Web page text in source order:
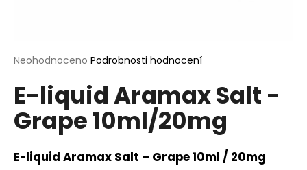
Průměrné
produktu
je
0,0
z
hvězdiček.
Neohodnoceno Podrobnosti hodnocení
E-liquid Aramax Salt -
Grape 10ml/20mg
E-liquid Aramax Salt – Grape 10ml / 20mg
í
t
?
HLEDAT